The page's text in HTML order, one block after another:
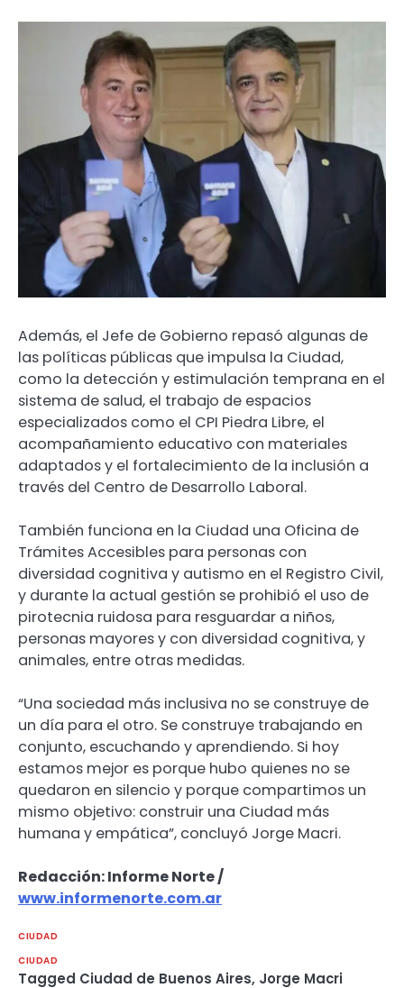
Además, el Jefe de Gobierno repasó algunas de
las políticas públicas que impulsa la Ciudad,
como la detección y estimulación temprana en el
sistema de salud, el trabajo de espacios
especializados como el CPI Piedra Libre, el
acompañamiento educativo con materiales
adaptados y el fortalecimiento de la inclusión a
través del Centro de Desarrollo Laboral.
También funciona en la Ciudad una Oficina de
Trámites Accesibles para personas con
diversidad cognitiva y autismo en el Registro Civil,
y durante la actual gestión se prohibió el uso de
pirotecnia ruidosa para resguardar a niños,
personas mayores y con diversidad cognitiva, y
animales, entre otras medidas.
“Una sociedad más inclusiva no se construye de
un día para el otro. Se construye trabajando en
conjunto, escuchando y aprendiendo. Si hoy
estamos mejor es porque hubo quienes no se
quedaron en silencio y porque compartimos un
mismo objetivo: construir una Ciudad más
humana y empática”, concluyó Jorge Macri.
Redacción: Informe Norte /
www.informenorte.com.ar
CIUDAD
CIUDAD
Tagged Ciudad de Buenos Aires, Jorge Macri